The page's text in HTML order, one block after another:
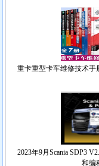
重卡重型卡车维修技术手
2023年9月Scania SDP3
和编